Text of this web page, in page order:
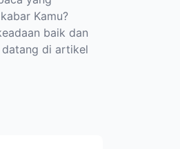
Kamu?
baik dan
datang di artikel